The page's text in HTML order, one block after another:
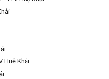
Huệ Khải